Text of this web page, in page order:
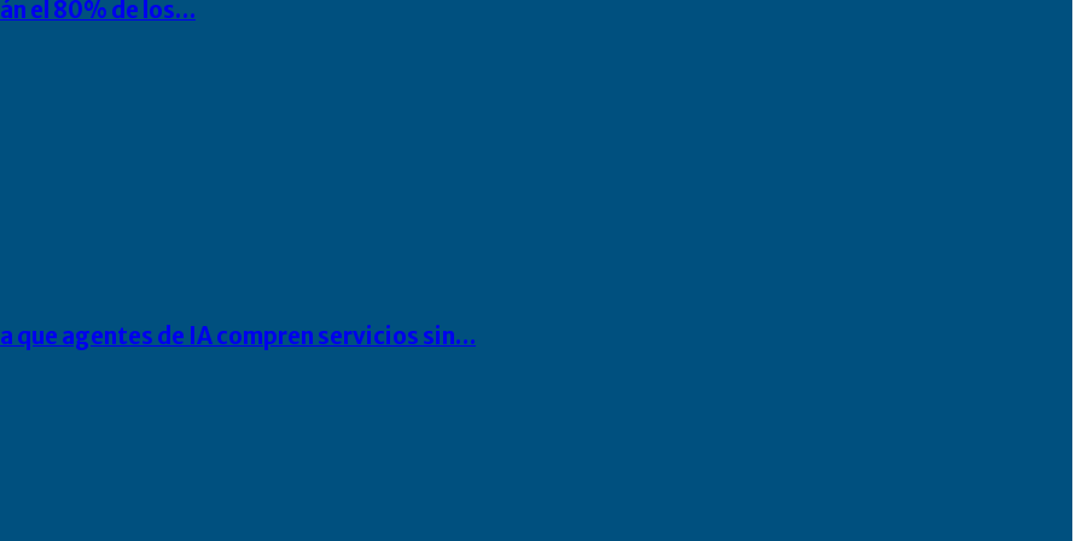
el 80% de los…
agentes de IA compren servicios sin…